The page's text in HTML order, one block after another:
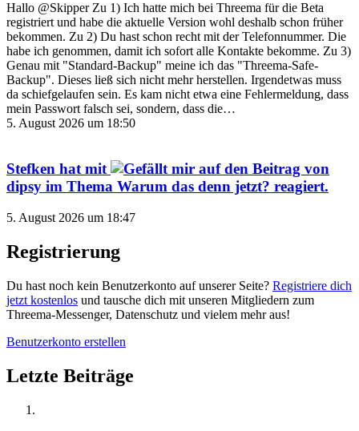
Hallo @Skipper Zu 1) Ich hatte mich bei Threema für die Beta
registriert und habe die aktuelle Version wohl deshalb schon früher
bekommen. Zu 2) Du hast schon recht mit der Telefonnummer. Die
habe ich genommen, damit ich sofort alle Kontakte bekomme. Zu 3)
Genau mit "Standard-Backup" meine ich das "Threema-Safe-
Backup". Dieses ließ sich nicht mehr herstellen. Irgendetwas muss
da schiefgelaufen sein. Es kam nicht etwa eine Fehlermeldung, dass
mein Passwort falsch sei, sondern, dass die…
5. August 2026 um 18:50
Stefken hat mit
auf den Beitrag von
dipsy im Thema Warum das denn jetzt? reagiert.
5. August 2026 um 18:47
Registrierung
Du hast noch kein Benutzerkonto auf unserer Seite? Registriere dich
jetzt kostenlos und tausche dich mit unseren Mitgliedern zum
Threema-Messenger, Datenschutz und vielem mehr aus!
Benutzerkonto erstellen
Letzte Beiträge